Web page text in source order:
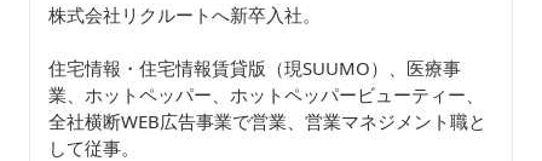
株式会社リクルートへ新卒入社。
住宅情報・住宅情報賃貸版（現SUUMO）、医療事
業、ホットペッパー、ホットペッパービューティー、
全社横断WEB広告事業で営業、営業マネジメント職と
して従事。